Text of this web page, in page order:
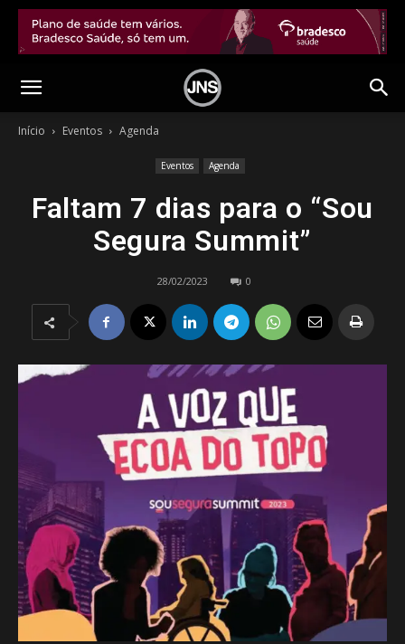
Início Eventos Agenda
Eventos Agenda
Faltam 7 dias para o “Sou
Segura Summit”
28/02/2023 0